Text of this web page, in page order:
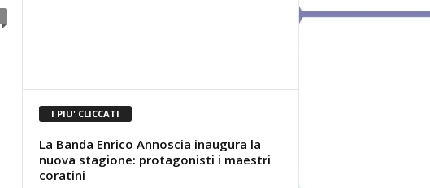
I PIU' CLICCATI
La Banda Enrico Annoscia inaugura la
nuova stagione: protagonisti i maestri
coratini